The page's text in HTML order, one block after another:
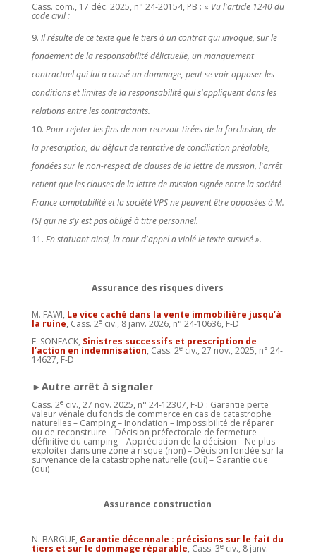
Cass. com., 17 déc. 2025, n° 24-20154, PB : « Vu l'article 1240 du
code civil :
Il résulte de ce texte que le tiers à un contrat qui invoque, sur le
fondement de la responsabilité délictuelle, un manquement
contractuel qui lui a causé un dommage, peut se voir opposer les
conditions et limites de la responsabilité qui s'appliquent dans les
relations entre les contractants.
Pour rejeter les fins de non-recevoir tirées de la forclusion, de
la prescription, du défaut de tentative de conciliation préalable,
fondées sur le non-respect de clauses de la lettre de mission, l'arrêt
retient que les clauses de la lettre de mission signée entre la société
France comptabilité et la société VPS ne peuvent être opposées à M.
[S] qui ne s'y est pas obligé à titre personnel.
En statuant ainsi, la cour d'appel a violé le texte susvisé ».
Assurance des risques divers
M. FAWI, Le vice caché dans la vente immobilière jusqu’à
la ruine, Cass. 2eciv., 8 janv. 2026, n° 24-10636, F-D
F. SONFACK, Sinistres successifs et prescription de
l’action en indemnisation, Cass. 2eciv., 27 nov., 2025, n° 24-
14627, F-D
►Autre arrêt à signaler
Cass. 2eciv., 27 nov. 2025, n° 24-12307, F-D : Garantie perte
valeur vénale du fonds de commerce en cas de catastrophe
naturelles – Camping – Inondation – Impossibilité de réparer
ou de reconstruire – Décision préfectorale de fermeture
définitive du camping – Appréciation de la décision – Ne plus
exploiter dans une zone à risque (non) – Décision fondée sur la
survenance de la catastrophe naturelle (oui) – Garantie due
(oui)
Assurance construction
N. BARGUE, Garantie décennale : précisions sur le fait du
tiers et sur le dommage réparable, Cass. 3eciv., 8 janv.